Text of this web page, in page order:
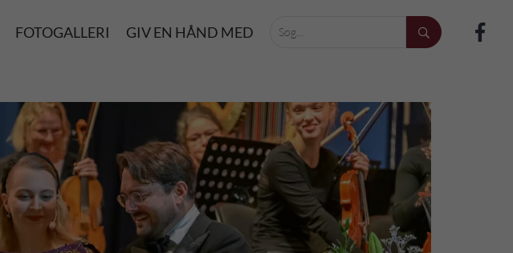
FOTOGALLERI GIV EN HÅND MED